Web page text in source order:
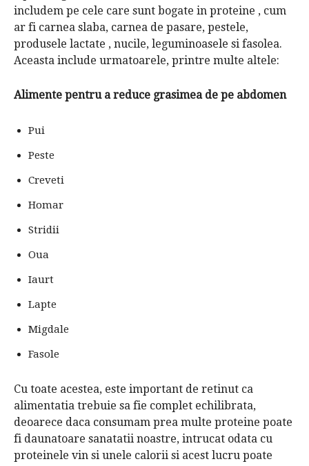
includem pe cele care sunt bogate in proteine , cum
ar fi carnea slaba, carnea de pasare, pestele,
produsele lactate , nucile, leguminoasele si fasolea.
Aceasta include urmatoarele, printre multe altele:
Alimente pentru a reduce grasimea de pe abdomen
Pui
Peste
Creveti
Homar
Stridii
Oua
Iaurt
Lapte
Migdale
Fasole
Cu toate acestea, este important de retinut ca
alimentatia trebuie sa fie complet echilibrata,
deoarece daca consumam prea multe proteine ​​poate
fi daunatoare sanatatii noastre, intrucat odata cu
proteinele vin si unele calorii si acest lucru poate